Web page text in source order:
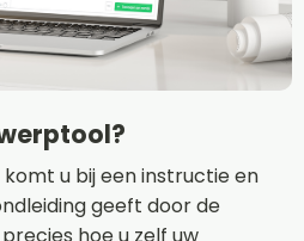
u bij een instructie en
geeft door de